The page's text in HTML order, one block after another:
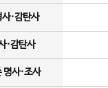
사·감탄사
·감탄사
명사·조사